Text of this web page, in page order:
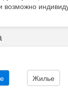
Жилье